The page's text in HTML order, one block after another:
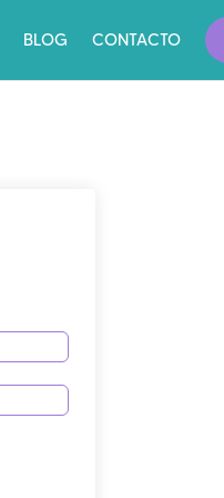
BLOG CONTACTO